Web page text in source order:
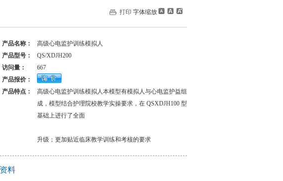
打印 字体缩放
产品名称：
高级心电监护训练模拟人
产品型号：
QS/XDJH200
访问量：
667
产品报价：
产品特点：
高级心电监护训练模拟人本模型有模拟人与心电监护益组
成，模型结合护理院校教学实操要求，在 QSXDJH100 型
基础上进行了全面
升级；更加贴近临床教学训练和考核的要求
料